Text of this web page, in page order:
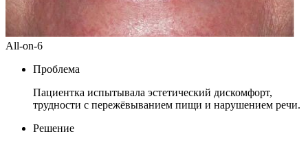
All-on-6
Проблема
Пациентка испытывала эстетический дискомфорт,
трудности с пережёвыванием пищи и нарушением речи.
Решение